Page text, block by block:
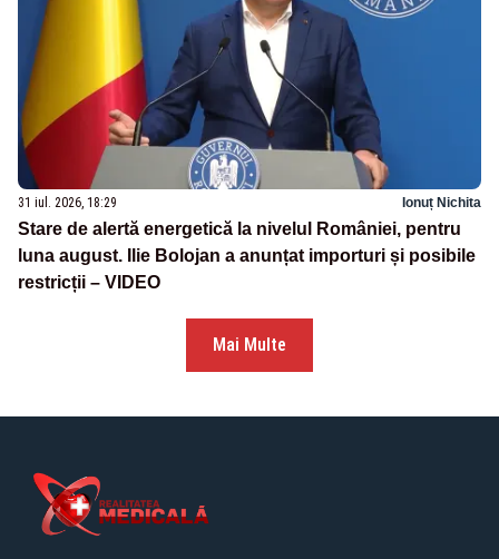
31 iul. 2026, 18:29 Ionuț Nichita
Stare de alertă energetică la nivelul României, pentru
luna august. Ilie Bolojan a anunțat importuri și posibile
restricții – VIDEO
Mai Multe